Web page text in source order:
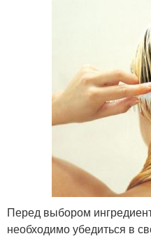
Перед выбором
необходимо убедиться в